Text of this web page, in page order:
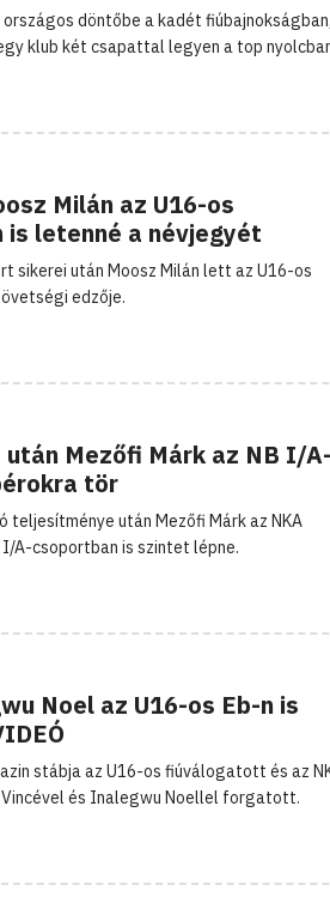
döntőbe a kadét
klub két csapattal legyen a top
Milán az U16-os
letenné a névjegyét
sikerei után Moosz Milán lett az U16-os
edzője.
Mezőfi Márk az NB I/A-
tör
után Mezőfi Márk az NKA
A-csoportban is szintet lépne.
Noel az U16-os Eb-n is
stábja az U16-os fiúválogatott és az
és Inalegwu Noellel forgatott.